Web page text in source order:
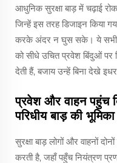
आधुनिक सुरक्षा बाड़ में चढ़ाई
जिन्हें इस तरह डिजाइन किया
करके अंदर न घुस सके। ये सभी
को सीधे उचित प्रवेश बिंदुओं पर
देती हैं, बजाय उन्हें बिना देखे
प्रवेश और वाहन पहुंच
परिधीय बाड़ की भूमिका
सुरक्षा बाड़ लोगों और वाहनों
करती है, जहाँ पहुँच नियंत्रण